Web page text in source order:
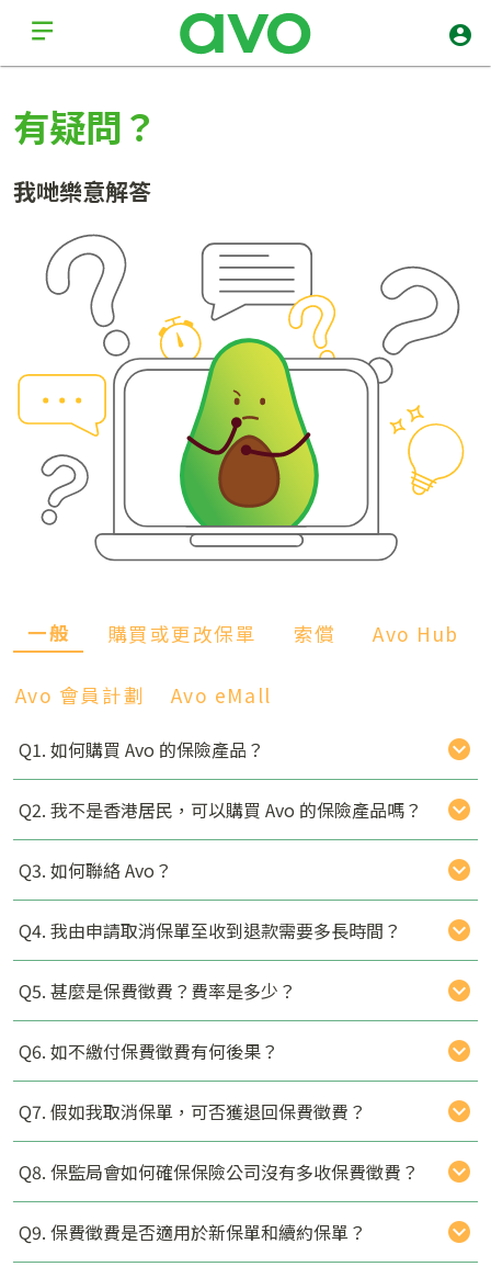
有疑問？
我哋樂意解答
一般 購買或更改保單 索償 Avo Hub
Avo 會員計劃 Avo eMall
Q1. 如何購買 Avo 的保險產品？
Q2. 我不是香港居民，可以購買 Avo 的保險產品嗎？
Q3. 如何聯絡 Avo？
Q4. 我由申請取消保單至收到退款需要多長時間？
Q5. 甚麼是保費徵費？費率是多少？
Q6. 如不繳付保費徵費有何後果？
Q7. 假如我取消保單，可否獲退回保費徵費？
Q8. 保監局會如何確保保險公司沒有多收保費徵費？
Q9. 保費徵費是否適用於新保單和續約保單？